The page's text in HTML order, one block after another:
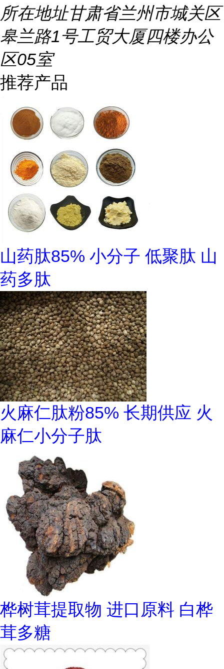
所在地址甘肃省兰州市城关区
皋兰路1号工贸大厦四楼办公
区05室
推荐产品
山药肽85% 小分子 低聚肽 山
药多肽
火麻仁肽粉85% 长期供应 火
麻仁小分子肽
桦树茸提取物 进口原料 白桦
茸多糖